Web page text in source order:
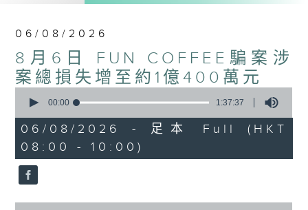
監製：林嘉瑜
06/08/2026
8月6日 FUN COFFEE騙案涉
案總損失增至約1億400萬元
seconds
1
hour,
37
minutes,
37
seconds
00:00 1:37:37
06/08/2026 - 足本 Full (HKT
08:00 - 10:00)